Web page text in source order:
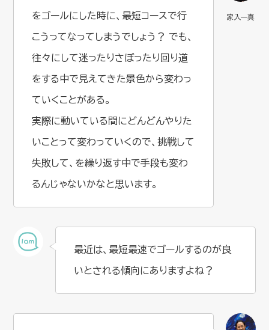
をゴールにした時に、最短コースで行
こうってなってしまうでしょう？ でも、
往々にして迷ったりさぼったり回り道
をする中で見えてきた景色から変わっ
ていくことがある。
実際に動いている間にどんどんやりた
いことって変わっていくので、挑戦して
失敗して、を繰り返す中で手段も変わ
るんじゃないかなと思います。
最近は、最短最速でゴールするのが良
いとされる傾向にありますよね？